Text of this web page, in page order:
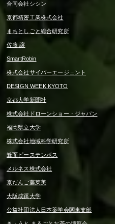
合同会社シシン
京都精密工業株式会社
まちとしごと総合研究所
佐藤 譲
SmartRobin
株式会社サイバーエージェント
DESIGN WEEK KYOTO
京都大学新聞社
株式会社ドローンショー・ジャパン
福岡県立大学
株式会社地域科学研究所
箕面ピーステンボス
メルネス株式会社
京だんご藤菜美
大阪成蹊大学
公益社団法人日本薬学会関東支部